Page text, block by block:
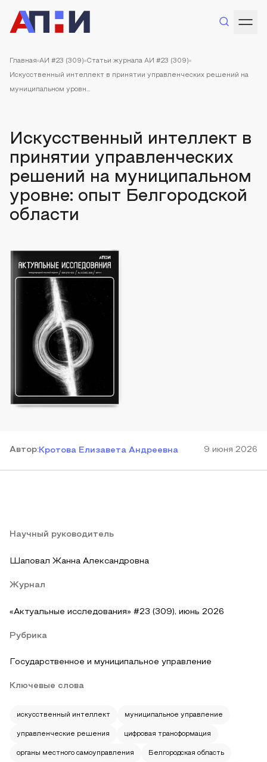
Главная АИ #23 (309) Статьи журнала АИ #23 (309)
Искусственный интеллект в принятии управленческих решений на
муниципальном уровн...
Искусственный интеллект в
принятии управленческих
решений на муниципальном
уровне: опыт Белгородской
области
Автор:Кротова Елизавета Андреевна 9 июня 2026
Научный руководитель
Шаповал Жанна Александровна
Журнал
«Актуальные исследования» #23 (309), июнь 2026
Рубрика
Государственное и муниципальное управление
Ключевые слова
искусственный интеллект муниципальное управление
управленческие решения цифровая трансформация
органы местного самоуправления Белгородская область